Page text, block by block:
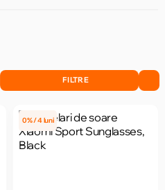
FILTRE
0% / 4 luni